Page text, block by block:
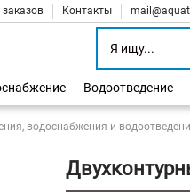
Контакты
Водоотведение
водоснабжения и